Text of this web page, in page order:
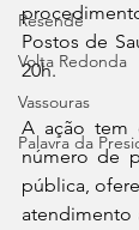
Resende
Volta Redonda
Vassouras
Palavra da
Postos de
20h.
A ação tem
número de
pública,
atendimento